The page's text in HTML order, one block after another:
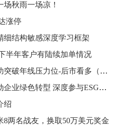
秋雨一场凉！
涨停
细结构敏感深度学习框架
半年客户有陆续加单情况
易联众（300096）：股价成功突破年线压力位-后市看多（涨）（09-08）
协鑫集成副总裁马君健：推动企业绿色转型 深度参与ESG治理
绍
两名战友，换取50万美元奖金